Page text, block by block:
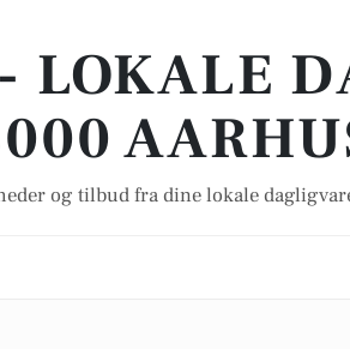
LOKALE
og tilbud fra dine lokale